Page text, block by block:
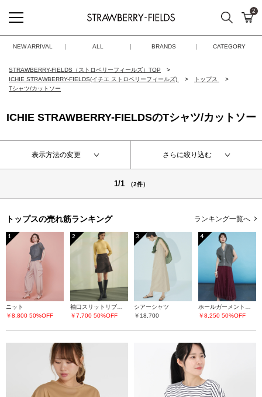
STRAWBERRY-FIELDS
検索 カ
2
NEW ARRIVAL ALL BRANDS CATEGORY
STRAWBERRY-FIELDS（ストロベリーフィールズ）TOP
ICHIE STRAWBERRY-FIELDS(イチエ ストロベリーフィールズ)
トップス
Tシャツ/カットソー
ICHIE STRAWBERRY-FIELDSのTシャツ/カットソー
表示方法の変更 さらに絞り込む
1/1 （2件）
トップスの売れ筋ランキング ランキング一覧へ
1
ニット
￥8,800 50%OFF
2
袖口スリットリブニット
￥7,700 50%OFF
3
シアーシャツ
￥18,700
4
ホールガーメント片畦ニットベスト
￥8,250 50%OFF